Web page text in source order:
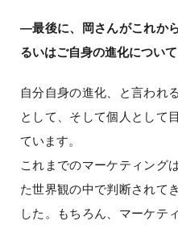
―最後に、岡さんがこれか
るいはご自身の進化につい
自分自身の進化、と言われ
として、そして個人として
ています。
これまでのマーケティング
た世界観の中で判断されて
した。もちろん、マーケテ